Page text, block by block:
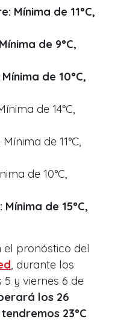
Mínima de 11°C,
de 9°C,
de 10°C,
de 14°C,
de 11°C,
de 10°C,
de 15°C,
el pronóstico del
, durante los
5 y viernes 6 de
los 26
23°C